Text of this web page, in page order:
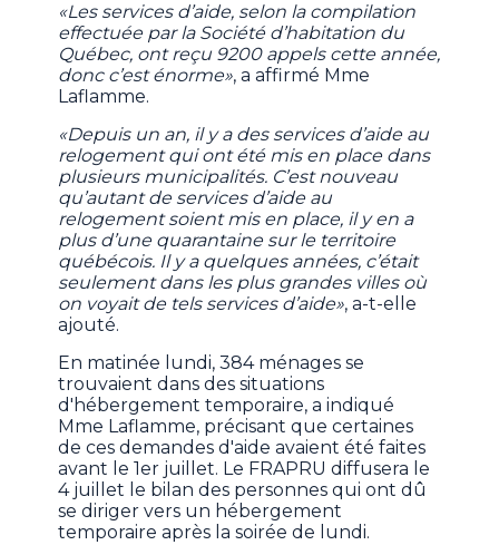
«Les services d’aide, selon la compilation
effectuée par la Société d’habitation du
Québec, ont reçu 9200 appels cette année,
donc c’est énorme», a affirmé Mme
Laflamme.
«Depuis un an, il y a des services d’aide au
relogement qui ont été mis en place dans
plusieurs municipalités. C’est nouveau
qu’autant de services d’aide au
relogement soient mis en place, il y en a
plus d’une quarantaine sur le territoire
québécois. Il y a quelques années, c’était
seulement dans les plus grandes villes où
on voyait de tels services d’aide», a-t-elle
ajouté.
En matinée lundi, 384 ménages se
trouvaient dans des situations
d'hébergement temporaire, a indiqué
Mme Laflamme, précisant que certaines
de ces demandes d'aide avaient été faites
avant le 1er juillet. Le FRAPRU diffusera le
4 juillet le bilan des personnes qui ont dû
se diriger vers un hébergement
temporaire après la soirée de lundi.